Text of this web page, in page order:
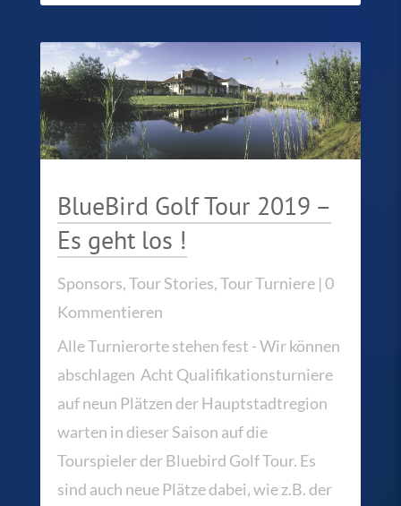
BlueBird Golf Tour 2019 –
Es geht los !
Sponsors,Tour Stories,Tour Turniere| 0
Kommentieren
Alle Turnierorte stehen fest - Wir können
abschlagen Acht Qualifikationsturniere
auf neun Plätzen der Hauptstadtregion
warten in dieser Saison auf die
Tourspieler der Bluebird Golf Tour. Es
sind auch neue Plätze dabei, wie z.B. der